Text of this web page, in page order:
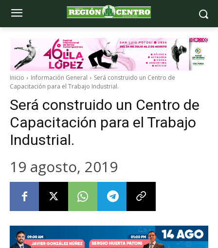
Inicio Información General
Será construido un Centro de
Capacitación para el Trabajo Industrial.
Será construido un Centro de
Capacitación para el Trabajo
Industrial.
19 agosto, 2019